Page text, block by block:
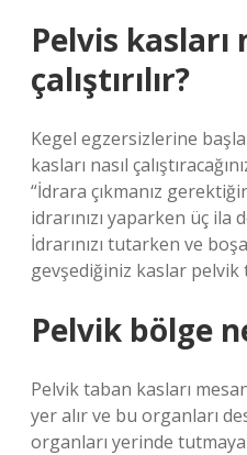
Pelvis kasları
çalıştırılır?
Kegel egzersizlerine
kasları nasıl
“İdrara çıkmanız
idrarınızı yaparken üç
İdrarınızı tutarken ve
gevşediğiniz kaslar pelvik
Pelvik bölge
Pelvik taban kasları
yer alır ve bu organları
organları yerinde